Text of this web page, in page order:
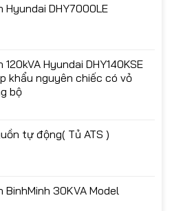
Hyundai DHY7000LE
Hyundai DHY140KSE
khẩu nguyên chiếc có vỏ
bộ
tự động( Tủ ATS )
BinhMinh 30KVA Model